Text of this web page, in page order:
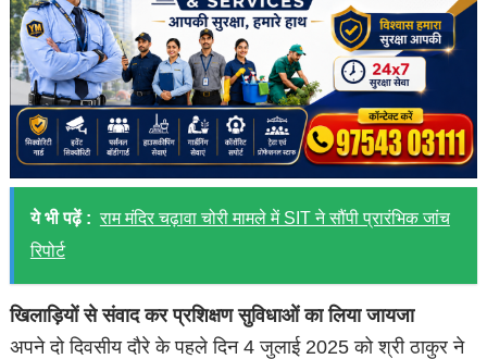
ये भी पढ़ें : राम मंदिर चढ़ावा चोरी मामले में SIT ने सौंपी प्रारंभिक जांच
रिपोर्ट
खिलाड़ियों से संवाद कर प्रशिक्षण सुविधाओं का लिया जायजा
अपने दो दिवसीय दौरे के पहले दिन 4 जुलाई 2025 को श्री ठाकुर ने